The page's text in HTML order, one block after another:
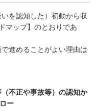
を認知した）初動から収
マップ】のとおりであ
進めることがよい理由は
不正や事故等）の認知か
ー